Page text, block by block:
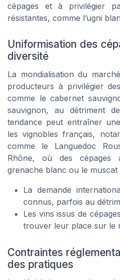
cépages et à privilégier
résistantes, comme l’ugni
Uniformisation des
diversité
La mondialisation du
producteurs à privilégier
comme le cabernet
sauvignon, au détriment
tendance peut entraîner
les vignobles français,
comme le Languedoc
Rhône, où des cépages
grenache blanc ou le
La demande
connus, parfois au
Les vins issus de
trouver leur place sur le
Contraintes
des pratiques